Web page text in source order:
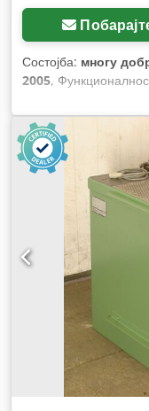
Состојба: многу
2005,